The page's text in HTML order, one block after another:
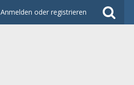
Anmelden oder registrieren